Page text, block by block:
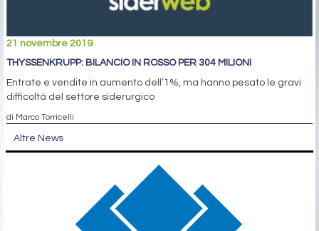
21 novembre 2019
THYSSENKRUPP: BILANCIO IN ROSSO PER 304 MILIONI
Entrate e vendite in aumento dell’1%, ma hanno pesato le gravi
difficoltà del settore siderurgico
di Marco Torricelli
Altre News